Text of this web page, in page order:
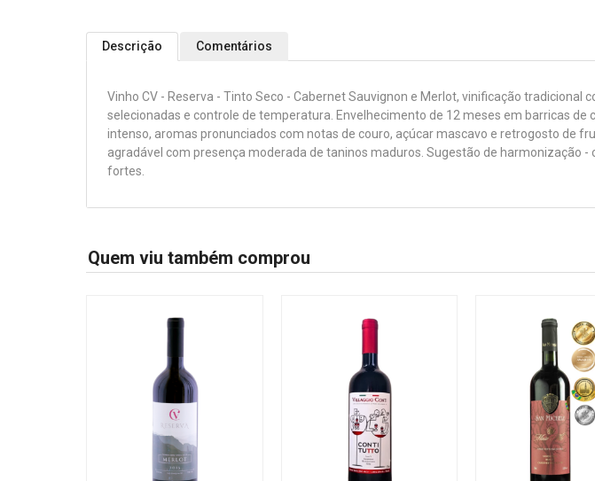
Descrição Comentários
Vinho CV - Reserva - Tinto Seco - Cabernet Sauvignon e Merlot, vinificação tradicional
selecionadas e controle de temperatura. Envelhecimento de 12 meses em barricas de
intenso, aromas pronunciados com notas de couro, açúcar mascavo e retrogosto de
agradável com presença moderada de taninos maduros. Sugestão de harmonização -
fortes.
Quem viu também comprou